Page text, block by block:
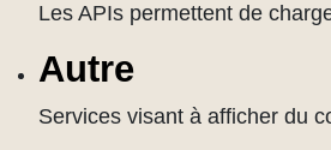
Les APIs permettent de
Autre
Services visant à afficher du